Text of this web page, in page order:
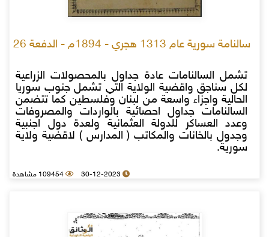
سالنامة سورية عام 1313 هجري - 1894م - الدفعة 26
تشمل السالنامات عادة جداول بالمحصولات الزراعية
لكل سناجق واقضية الولاية التي تشمل جنوب سوريا
الحالية واجزاء واسعة من لبنان وفلسطين كما تتضمن
السالنامات جداول احصائية بالواردات والمصروفات
وعدد العساكر للدولة العثمانية ولعدة دول اجنبية
وجدول بالخانات والمكاتب ( المدارس ) لاقضية ولاية
سورية.
30-12-2023 109454 مشاهدة